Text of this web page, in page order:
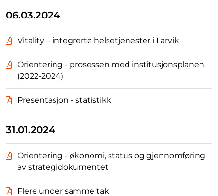
06.03.2024
Vitality – integrerte helsetjenester i Larvik
Orientering - prosessen med institusjonsplanen
(2022-2024)
Presentasjon - statistikk
31.01.2024
Orientering - økonomi, status og gjennomføring
av strategidokumentet
Flere under samme tak